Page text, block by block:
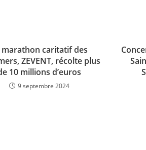
marathon caritatif des
ZEVENT, récolte plus
10 millions d’euros
9 septembre 2024